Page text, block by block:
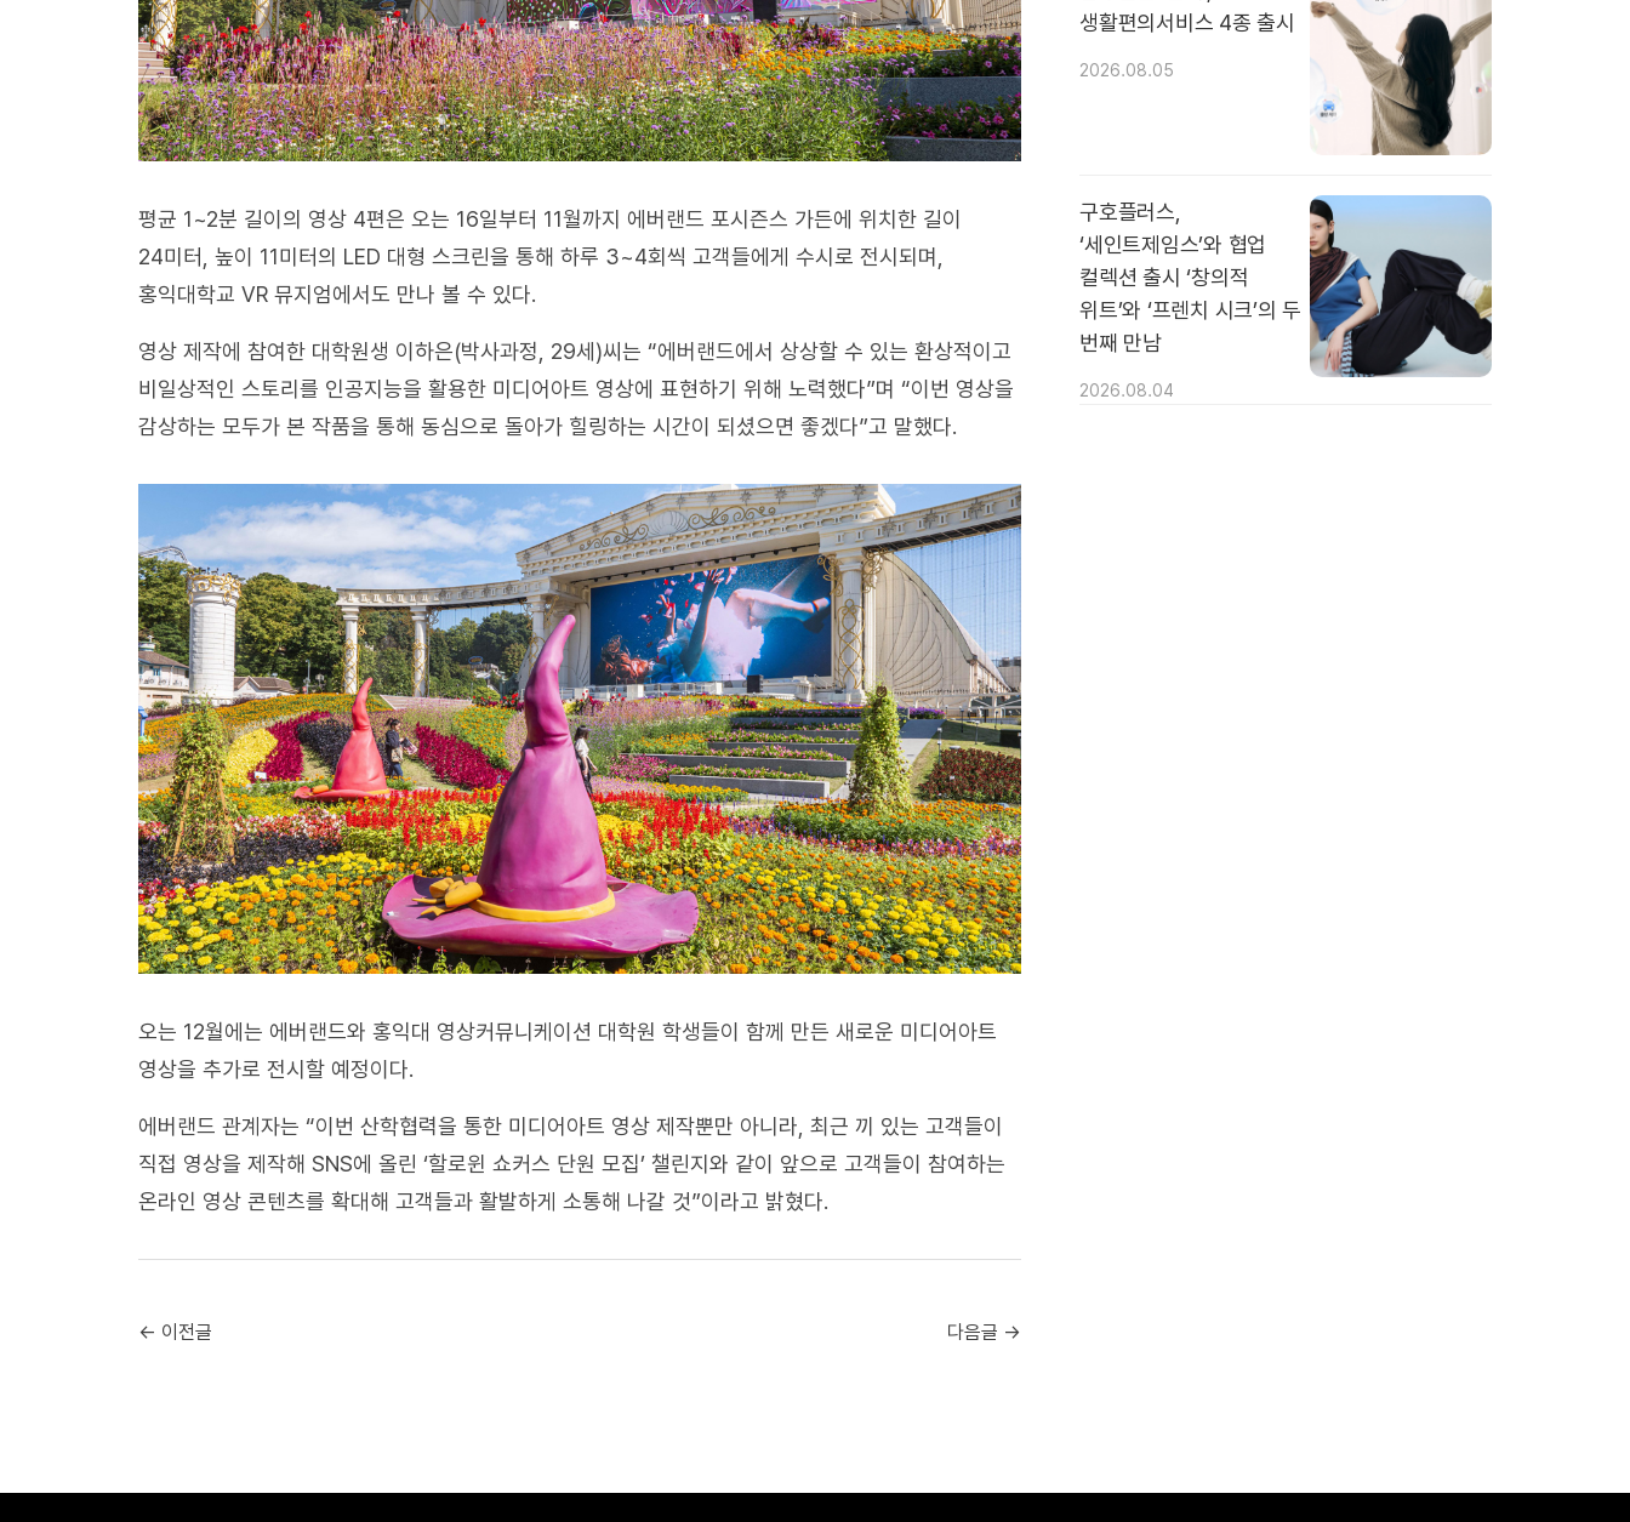
평균 1~2분 길이의 영상 4편은 오는 16일부터 11월까지 에버랜드 포시즌스 가든에 위치한 길이
24미터, 높이 11미터의 LED 대형 스크린을 통해 하루 3~4회씩 고객들에게 수시로 전시되며,
홍익대학교 VR 뮤지엄에서도 만나 볼 수 있다.
영상 제작에 참여한 대학원생 이하은(박사과정, 29세)씨는 “에버랜드에서 상상할 수 있는 환상적이고
비일상적인 스토리를 인공지능을 활용한 미디어아트 영상에 표현하기 위해 노력했다”며 “이번 영상을
감상하는 모두가 본 작품을 통해 동심으로 돌아가 힐링하는 시간이 되셨으면 좋겠다”고 말했다.
오는 12월에는 에버랜드와 홍익대 영상커뮤니케이션 대학원 학생들이 함께 만든 새로운 미디어아트
영상을 추가로 전시할 예정이다.
에버랜드 관계자는 “이번 산학협력을 통한 미디어아트 영상 제작뿐만 아니라, 최근 끼 있는 고객들이
직접 영상을 제작해 SNS에 올린 ‘할로윈 쇼커스 단원 모집’ 챌린지와 같이 앞으로 고객들이 참여하는
온라인 영상 콘텐츠를 확대해 고객들과 활발하게 소통해 나갈 것”이라고 밝혔다.
← 이전글 다음글 →
생활편의서비스 4종 출시
2026.08.05
구호플러스,
‘세인트제임스’와 협업
컬렉션 출시 ‘창의적
위트’와 ‘프렌치 시크’의 두
번째 만남
2026.08.04